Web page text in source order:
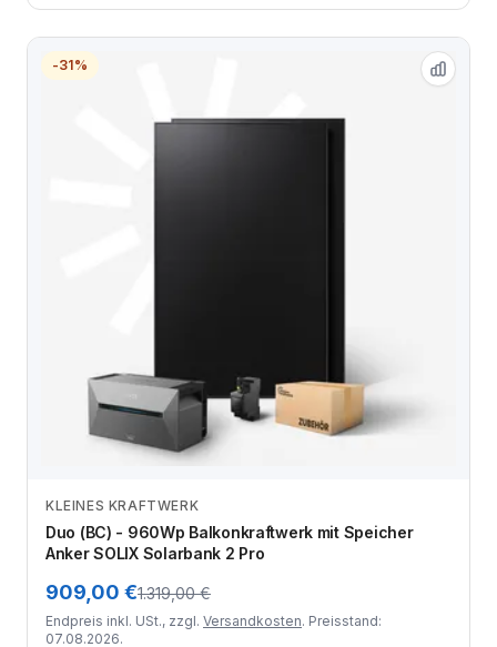
-31%
Zum Angebot
KLEINES KRAFTWERK
Duo (BC) - 960Wp Balkonkraftwerk mit Speicher
Anker SOLIX Solarbank 2 Pro
909,00 €1.319,00 €
Endpreis inkl. USt., zzgl. Versandkosten. Preisstand:
07.08.2026.